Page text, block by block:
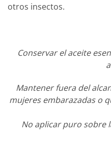
otros insectos.
Conservar el aceite
Mantener fuera del
mujeres embarazadas o
No aplicar puro sobre